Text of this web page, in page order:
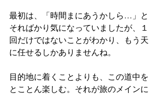
最初は、「時間まにあうかしら…」と
そればかり気になっていましたが、１
回だけではないことがわかり、もう天
に任せるしかありませんね。
目的地に着くことよりも、この道中を
とことん楽しむ。それが旅のメインに